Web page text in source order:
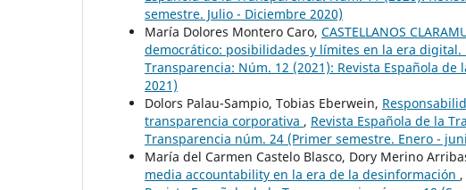
semestre. Julio - Diciembre 2020)
María Dolores Montero Caro, CASTELLANOS
democrático: posibilidades y límites en la era digital.
Transparencia: Núm. 12 (2021): Revista Española
2021)
Dolors Palau-Sampio, Tobias Eberwein,
transparencia corporativa , Revista Española de la
Transparencia núm. 24 (Primer semestre. Enero -
María del Carmen Castelo Blasco, Dory Merino
media accountability en la era de la desinformación ,